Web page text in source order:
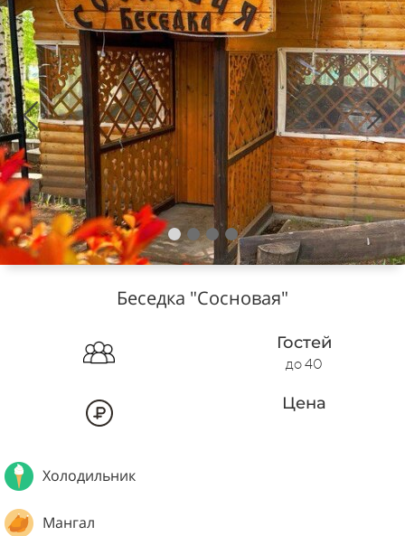
Беседка "Сосновая"
Гостей
до 40
Цена
Холодильник
Мангал